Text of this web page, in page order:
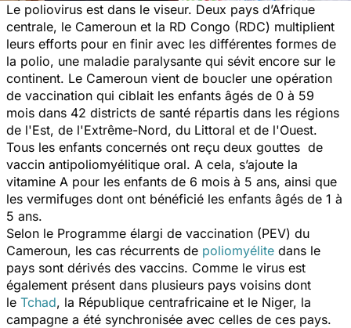
Le poliovirus est dans le viseur. Deux pays d’Afrique
centrale, le Cameroun et la RD Congo (RDC) multiplient
leurs efforts pour en finir avec les différentes formes de
la polio, une maladie paralysante qui sévit encore sur le
continent. Le Cameroun vient de boucler une opération
de vaccination qui ciblait les enfants âgés de 0 à 59
mois dans 42 districts de santé répartis dans les régions
de l'Est, de l'Extrême-Nord, du Littoral et de l'Ouest.
Tous les enfants concernés ont reçu deux gouttes de
vaccin antipoliomyélitique oral. A cela, s’ajoute la
vitamine A pour les enfants de 6 mois à 5 ans, ainsi que
les vermifuges dont ont bénéficié les enfants âgés de 1 à
5 ans.
Selon le Programme élargi de vaccination (PEV) du
Cameroun, les cas récurrents de poliomyélite dans le
pays sont dérivés des vaccins. Comme le virus est
également présent dans plusieurs pays voisins dont
le Tchad, la République centrafricaine et le Niger, la
campagne a été synchronisée avec celles de ces pays.